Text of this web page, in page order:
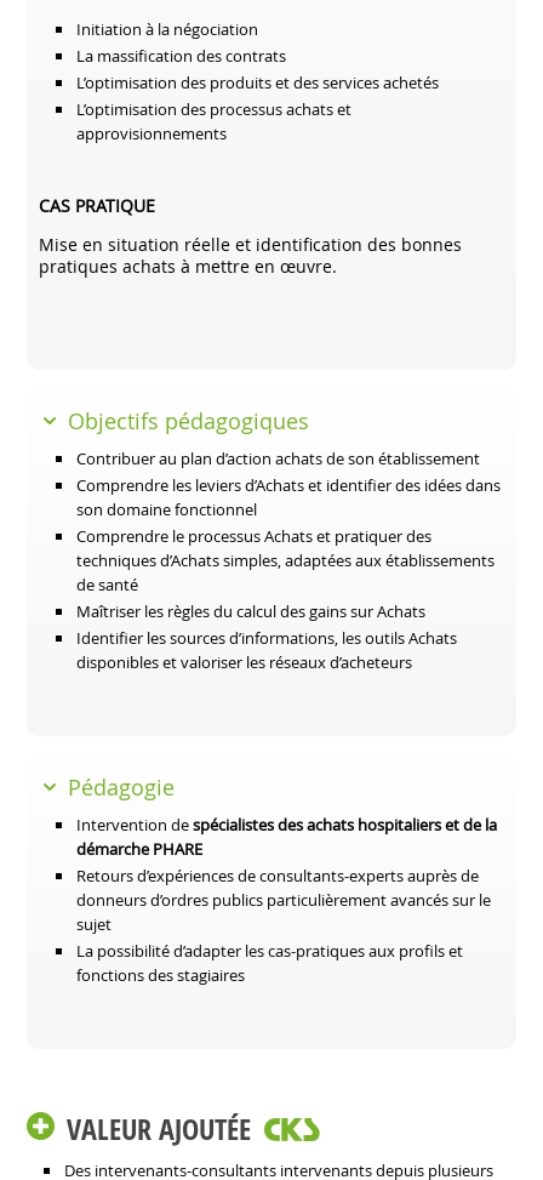
Initiation à la négociation
La massification des contrats
L’optimisation des produits et des services achetés
L’optimisation des processus achats et
approvisionnements
CAS PRATIQUE
Mise en situation réelle et identification des bonnes
pratiques achats à mettre en œuvre.
Objectifs pédagogiques
Contribuer au plan d’action achats de son établissement
Comprendre les leviers d’Achats et identifier des idées dans
son domaine fonctionnel
Comprendre le processus Achats et pratiquer des
techniques d’Achats simples, adaptées aux établissements
de santé
Maîtriser les règles du calcul des gains sur Achats
Identifier les sources d’informations, les outils Achats
disponibles et valoriser les réseaux d’acheteurs
Pédagogie
Intervention despécialistes des achats hospitaliers et de la
démarche PHARE
Retours d’expériences de consultants-experts auprès de
donneurs d’ordres publics particulièrement avancés sur le
sujet
La possibilité d’adapter les cas-pratiques aux profils et
fonctions des stagiaires
VALEUR AJOUTÉE
Des intervenants-consultants intervenants depuis plusieurs